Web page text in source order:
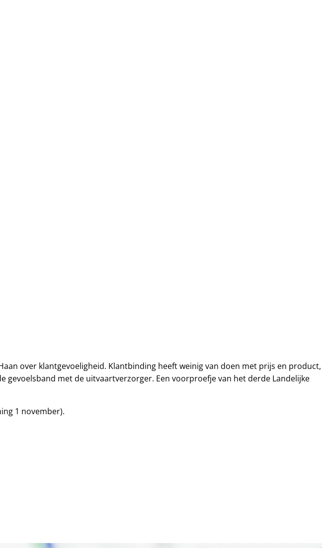
over klantgevoeligheid. Klantbinding heeft weinig van doen met prijs en product,
met de uitvaartverzorger. Een voorproefje van het derde Landelijke
1 november).